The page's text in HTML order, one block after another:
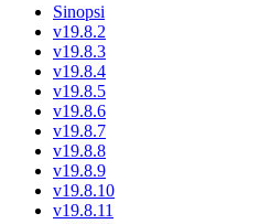
Sinopsi
v19.8.2
v19.8.3
v19.8.4
v19.8.5
v19.8.6
v19.8.7
v19.8.8
v19.8.9
v19.8.10
v19.8.11